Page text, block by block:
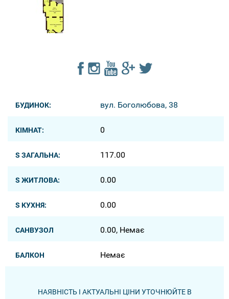
БУДИНОК: вул. Боголюбова, 38
КІМНАТ: 0
S ЗАГАЛЬНА: 117.00
S ЖИТЛОВА: 0.00
S КУХНЯ: 0.00
САНВУЗОЛ 0.00, Немає
БАЛКОН Немає
НАЯВНІСТЬ І АКТУАЛЬНІ ЦІНИ УТОЧНЮЙТЕ В